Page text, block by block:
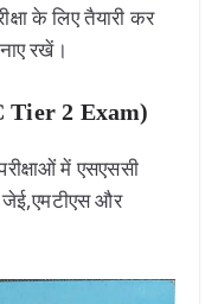
के लिए तैयारी कर
रखें।
Tier 2 Exam)
में एसएससी
और